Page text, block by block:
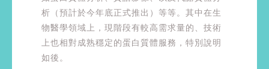
析（預計於今年底正式推出）等等。其中在生
物醫學領域上，現階段有較高需求量的、技術
上也相對成熟穩定的蛋白質體服務，特別說明
如後。